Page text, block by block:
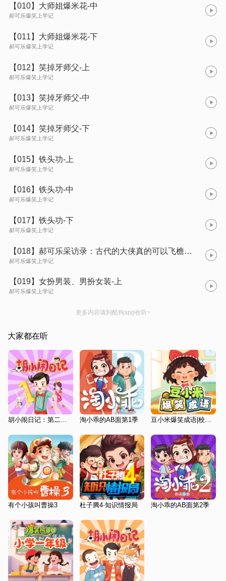
【010】大师姐爆米花-中
郝可乐爆笑上学记
【011】大师姐爆米花-下
郝可乐爆笑上学记
【012】笑掉牙师父-上
郝可乐爆笑上学记
【013】笑掉牙师父-中
郝可乐爆笑上学记
【014】笑掉牙师父-下
郝可乐爆笑上学记
【015】铁头功-上
郝可乐爆笑上学记
【016】铁头功-中
郝可乐爆笑上学记
【017】铁头功-下
郝可乐爆笑上学记
【018】郝可乐采访录：古代的大侠真的可以飞檐走壁吗？
郝可乐爆笑上学记
【019】女扮男装、男扮女装-上
郝可乐爆笑上学记
更多内容请到酷狗app收听~
大家都在听
胡小闹日记：第二辑（学习篇） 淘小乖的AB面第1季 豆小米爆笑成语|校园成长
有个小孩叫曹操3 杜子腾4·知识情报局 淘小乖的AB面第2季